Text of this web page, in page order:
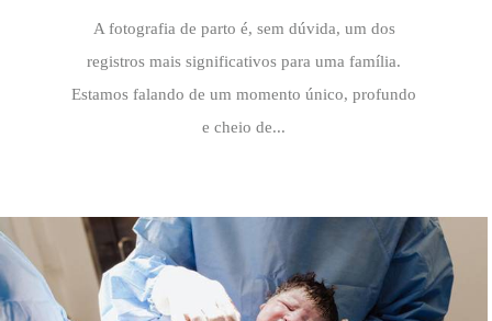
A fotografia de parto é, sem dúvida, um dos
registros mais significativos para uma família.
Estamos falando de um momento único, profundo
e cheio de...